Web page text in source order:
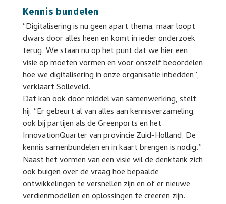
Kennis bundelen
“Digitalisering is nu geen apart thema, maar loopt
dwars door alles heen en komt in ieder onderzoek
terug. We staan nu op het punt dat we hier een
visie op moeten vormen en voor onszelf beoordelen
hoe we digitalisering in onze organisatie inbedden”,
verklaart Solleveld.
Dat kan ook door middel van samenwerking, stelt
hij. “Er gebeurt al van alles aan kennisverzameling,
ook bij partijen als de Greenports en het
InnovationQuarter van provincie Zuid-Holland. De
kennis samenbundelen en in kaart brengen is nodig.”
Naast het vormen van een visie wil de denktank zich
ook buigen over de vraag hoe bepaalde
ontwikkelingen te versnellen zijn en of er nieuwe
verdienmodellen en oplossingen te creëren zijn.